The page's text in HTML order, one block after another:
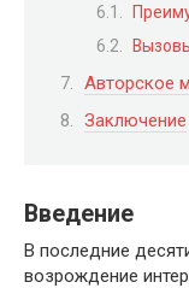
Авторское
Заключение
Введение
В последние
возрождение